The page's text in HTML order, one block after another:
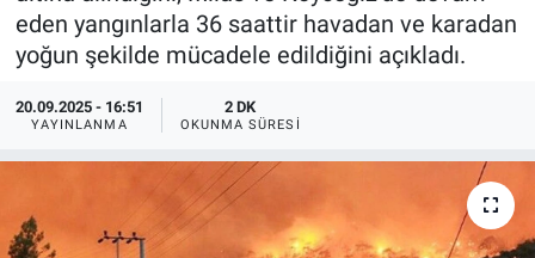
eden yangınlarla 36 saattir havadan ve karadan
yoğun şekilde mücadele edildiğini açıkladı.
20.09.2025 - 16:51
YAYINLANMA
2 DK
OKUNMA SÜRESI